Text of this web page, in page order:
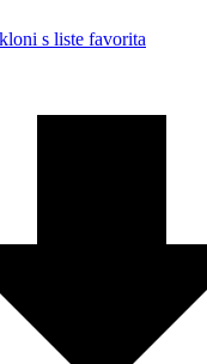
s liste favorita